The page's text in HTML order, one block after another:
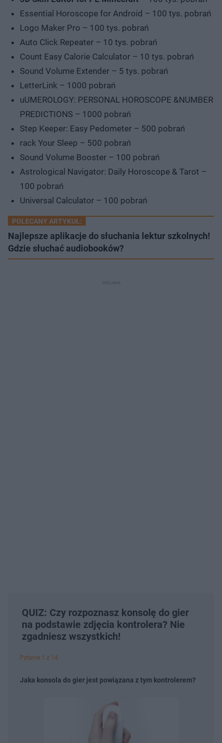
Essential Horoscope for Android – 100 tys. pobrań
Logo Maker Pro – 100 tys. pobrań
Auto Click Repeater – 10 tys. pobrań
Count Easy Calorie Calculator – 10 tys. pobrań
Sound Volume Extender – 5 tys. pobrań
LetterLink – 1000 pobrań
uUMEROLOGY: PERSONAL HOROSCOPE &NUMBER
PREDICTIONS – 1000 pobrań
Step Keeper: Easy Pedometer – 500 pobrań
rack Your Sleep – 500 pobrań
Sound Volume Booster – 100 pobrań
Astrological Navigator: Daily Horoscope & Tarot –
100 pobrań
Universal Calculator – 100 pobrań
POLECANY ARTYKUŁ:
Najlepsze aplikacje do słuchania lektur szkolnych!
Gdzie słuchać audiobooków?
QUIZ: Czy rozpoznasz konsolę do gier
na podstawie zdjęcia kontrolera? Nie
zgadniesz wszystkich!
Pytanie 1 z 14
Jaka konsola do gier jest powiązana z tym kontrolerem?